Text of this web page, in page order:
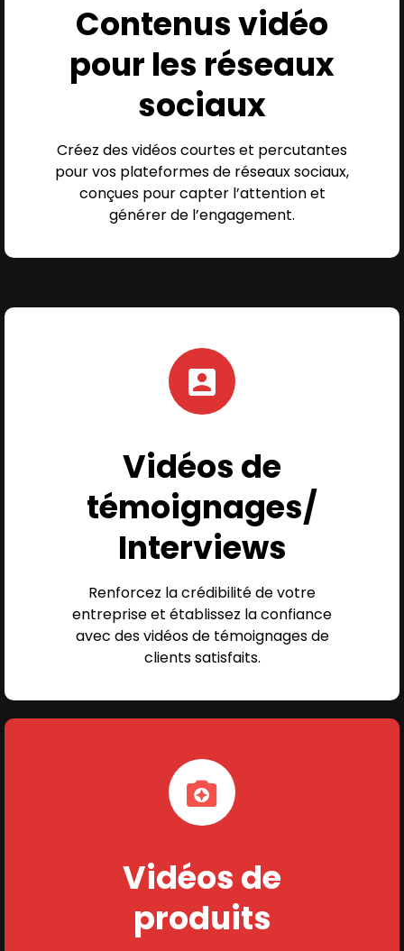
Contenus vidéo
pour les réseaux
sociaux
Créez des vidéos courtes et percutantes
pour vos plateformes de réseaux sociaux,
conçues pour capter l’attention et
générer de l’engagement.
Vidéos de
témoignages/
Interviews
Renforcez la crédibilité de votre
entreprise et établissez la confiance
avec des vidéos de témoignages de
clients satisfaits.
Vidéos de
produits